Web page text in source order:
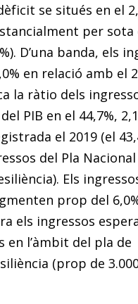
se situés en el
per sota
D’una banda, els
en relació amb el
la ràtio dels
PIB en el 44,7%,
el 2019 (el
del Pla
Els
prop del
els ingressos
en l’àmbit del pla de
(prop de